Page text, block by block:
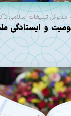
مدیرکل تبلیغات اسلامی
و ایستادگی